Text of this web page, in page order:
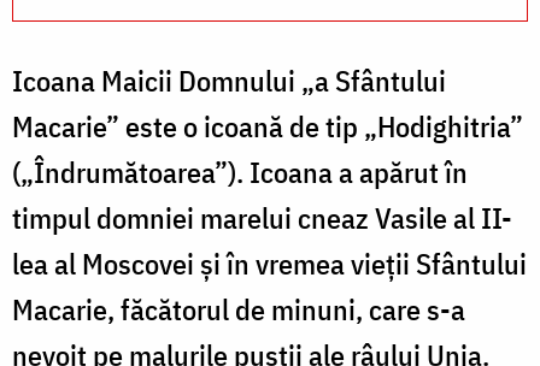
Icoana Maicii Domnului „a Sfântului
Macarie” este o icoană de tip „Hodighitria”
(„Îndrumătoarea”). Icoana a apărut în
timpul domniei marelui cneaz Vasile al II-
lea al Moscovei și în vremea vieții Sfântului
Macarie, făcătorul de minuni, care s-a
nevoit pe malurile pustii ale râului Unja.